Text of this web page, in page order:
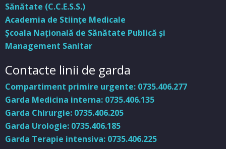
Sănătate (C.C.E.S.S.)
Academia de Stiinţe Medicale
Şcoala Naţională de Sănătate Publică şi
Management Sanitar
Contacte linii de garda
Compartiment primire urgente: 0735.406.277
Garda Medicina interna: 0735.406.135
Garda Chirurgie: 0735.406.205
Garda Urologie: 0735.406.185
Garda Terapie intensiva: 0735.406.225